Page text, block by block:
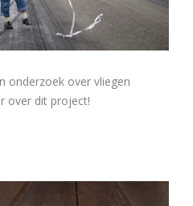
onderzoek over vliegen
over dit project!